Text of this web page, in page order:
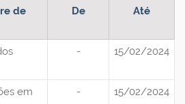
de
De Até
- 15/02/2024
em
- 15/02/2024